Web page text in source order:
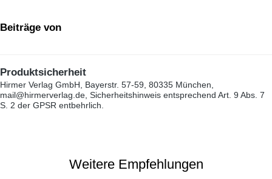
Beiträge von
Produktsicherheit
Hirmer Verlag GmbH, Bayerstr. 57-59, 80335 München,
mail@hirmerverlag.de, Sicherheitshinweis entsprechend Art. 9 Abs. 7
S. 2 der GPSR entbehrlich.
Weitere Empfehlungen